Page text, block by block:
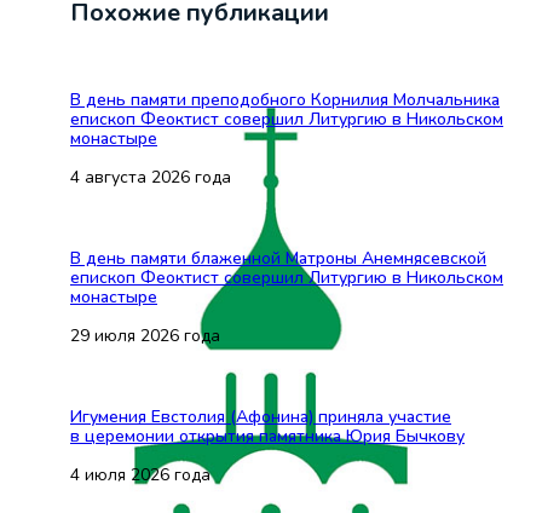
Похожие публикации
В день памяти преподобного Корнилия Молчальника
епископ Феоктист совершил Литургию в Никольском
монастыре
4 августа 2026 года
В день памяти блаженной Матроны Анемнясевской
епископ Феоктист совершил Литургию в Никольском
монастыре
29 июля 2026 года
Игумения Евстолия (Афонина) приняла участие
в церемонии открытия памятника Юрия Бычкову
4 июля 2026 года